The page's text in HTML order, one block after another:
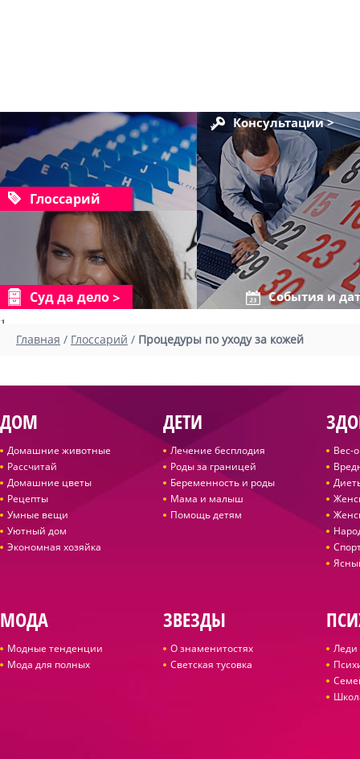
Глоссарий
Суд да дело
Консультации >
События и
1
Главная / Глоссарий / Процедуры по уходу за кожей
ДОМ
Домашние животные
Рассчитай
Домашние цветы
Рецепты
Умные вещи
Уютный дом
Экономная хозяйка
ДЕТИ
Лечение бесплодия
Роды за границей
Беременность и роды
Мама и малыш
Помощь детям
Вес-
МОДА
Модные тенденции
Мода для полных
ЗВЕЗДЫ
О знаменитостях
Светская тусовка
Леди